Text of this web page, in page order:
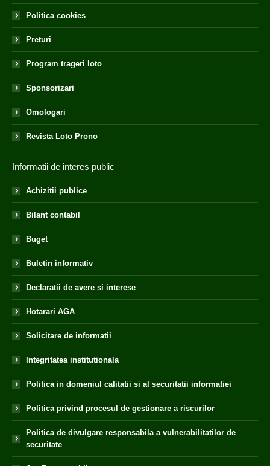
Politica cookies
Preturi
Program trageri loto
Sponsorizari
Omologari
Revista Loto Prono
Informatii de interes public
Achizitii publice
Bilant contabil
Buget
Buletin informativ
Declaratii de avere si interese
Hotarari AGA
Solicitare de informatii
Integritatea institutionala
Politica in domeniul calitatii si al securitatii informatiei
Politica privind procesul de gestionare a riscurilor
Politica de divulgare responsabila a vulnerabilitatilor de
securitate